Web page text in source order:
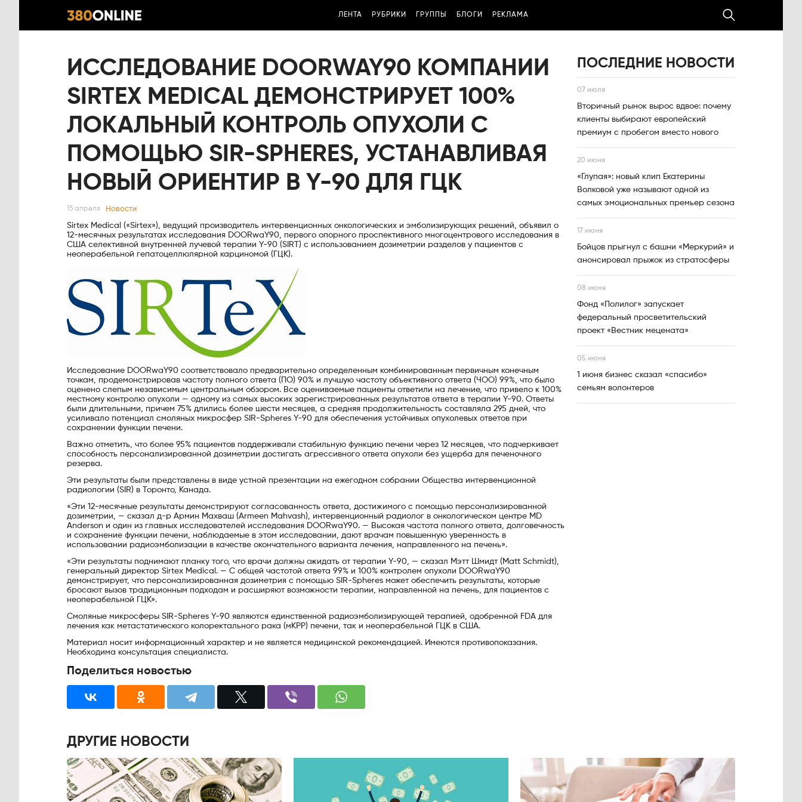
ЛЕНТА РУБРИКИ ГРУППЫ БЛОГИ РЕКЛАМА
ИССЛЕДОВАНИЕ DOORWAY90 КОМПАНИИ
SIRTEX MEDICAL ДЕМОНСТРИРУЕТ 100%
ЛОКАЛЬНЫЙ КОНТРОЛЬ ОПУХОЛИ С
ПОМОЩЬЮ SIR-SPHERES, УСТАНАВЛИВАЯ
НОВЫЙ ОРИЕНТИР В Y-90 ДЛЯ ГЦК
15 апреля Новости
Sirtex Medical («Sirtex»), ведущий производитель интервенционных онкологических и эмболизирующих решений, объявил о
12-месячных результатах исследования DOORwaY90, первого опорного проспективного многоцентрового исследования в
США селективной внутренней лучевой терапии Y-90 (SIRT) с использованием дозиметрии разделов у пациентов с
неоперабельной гепатоцеллюлярной карциномой (ГЦК).
Исследование DOORwaY90 соответствовало предварительно определенным комбинированным первичным конечным
точкам, продемонстрировав частоту полного ответа (ПО) 90% и лучшую частоту объективного ответа (ЧОО) 99%, что было
оценено слепым независимым центральным обзором. Все оцениваемые пациенты ответили на лечение, что привело к 100%
местному контролю опухоли — одному из самых высоких зарегистрированных результатов ответа в терапии Y-90. Ответы
были длительными, причем 75% длились более шести месяцев, а средняя продолжительность составляла 295 дней, что
усиливало потенциал смоляных микросфер SIR-Spheres Y-90 для обеспечения устойчивых опухолевых ответов при
сохранении функции печени.
Важно отметить, что более 95% пациентов поддерживали стабильную функцию печени через 12 месяцев, что подчеркивает
способность персонализированной дозиметрии достигать агрессивного ответа опухоли без ущерба для печеночного
резерва.
Эти результаты были представлены в виде устной презентации на ежегодном собрании Общества интервенционной
радиологии (SIR) в Торонто, Канада.
«Эти 12-месячные результаты демонстрируют согласованность ответа, достижимого с помощью персонализированной
дозиметрии, — сказал д-р Армин Махваш (Armeen Mahvash), интервенционный радиолог в онкологическом центре MD
Anderson и один из главных исследователей исследования DOORwaY90. — Высокая частота полного ответа, долговечность
и сохранение функции печени, наблюдаемые в этом исследовании, дают врачам повышенную уверенность в
использовании радиоэмболизации в качестве окончательного варианта лечения, направленного на печень».
«Эти результаты поднимают планку того, что врачи должны ожидать от терапии Y-90, — сказал Мэтт Шмидт (Matt Schmidt),
генеральный директор Sirtex Medical. — С общей частотой ответа 99% и 100% контролем опухоли DOORwaY90
демонстрирует, что персонализированная дозиметрия с помощью SIR-Spheres может обеспечить результаты, которые
бросают вызов традиционным подходам и расширяют возможности терапии, направленной на печень, для пациентов с
неоперабельной ГЦК».
Смоляные микросферы SIR-Spheres Y-90 являются единственной радиоэмболизирующей терапией, одобренной FDA для
лечения как метастатического колоректального рака (мКРР) печени, так и неоперабельной ГЦК в США.
Материал носит информационный характер и не является медицинской рекомендацией. Имеются противопоказания.
Необходима консультация специалиста.
Поделиться новостью
ПОСЛЕДНИЕ НОВОСТИ
07 июля
Вторичный рынок вырос вдвое: почему
клиенты выбирают европейский
премиум с пробегом вместо нового
20 июня
«Глупая»: новый клип Екатерины
Волковой уже называют одной из
самых эмоциональных премьер сезона
17 июня
Бойцов прыгнул с башни «Меркурий» и
анонсировал прыжок из стратосферы
08 июня
Фонд «Полилог» запускает
федеральный просветительский
проект «Вестник мецената»
05 июня
1 июня бизнес сказал «спасибо»
семьям волонтеров
ДРУГИЕ НОВОСТИ